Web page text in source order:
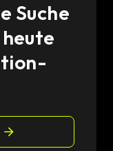
Suche